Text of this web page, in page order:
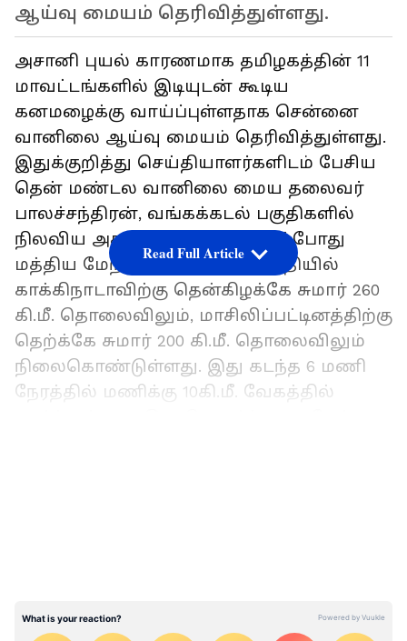
ஆய்வு மையம் தெரிவித்துள்ளது.
அசானி புயல் காரணமாக தமிழகத்தின் 11
மாவட்டங்களில் இடியுடன் கூடிய
கனமழைக்கு வாய்ப்புள்ளதாக சென்னை
வானிலை ஆய்வு மையம் தெரிவித்துள்ளது.
இதுக்குறித்து செய்தியாளர்களிடம் பேசிய
தென் மண்டல வானிலை மைய தலைவர்
பாலச்சந்திரன், வங்கக்கடல் பகுதிகளில்
நிலவிய அசானி தீவிர புயல் தற்போது
மத்திய மேற்கு வங்கக்கடல் பகுதியில்
காக்கிநாடாவிற்கு தென்கிழக்கே சுமார் 260
கி.மீ. தொலைவிலும், மாசிலிப்பட்டினத்திற்கு
தெற்க்கே சுமார் 200 கி.மீ. தொலைவிலும்
நிலைகொண்டுள்ளது. இது கடந்த 6 மணி
நேரத்தில் மணிக்கு 10கி.மீ. வேகத்தில்
Read Full Article